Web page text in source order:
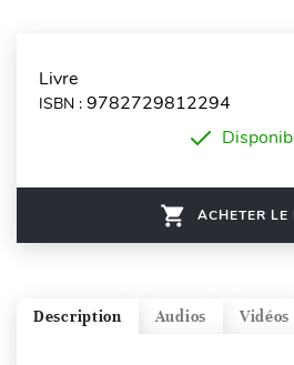
Livre
ISBN : 9782729812294
ACHETER LE
Vidéos
Audios
Description